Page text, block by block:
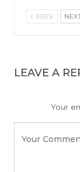
PREV
LEAVE A
Your